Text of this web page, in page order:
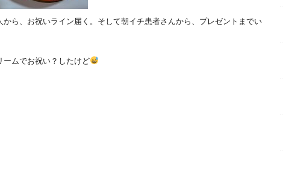
ら、お祝いライン届く。そして朝イチ患者さんから、プレゼントまでい
ームでお祝い？したけど